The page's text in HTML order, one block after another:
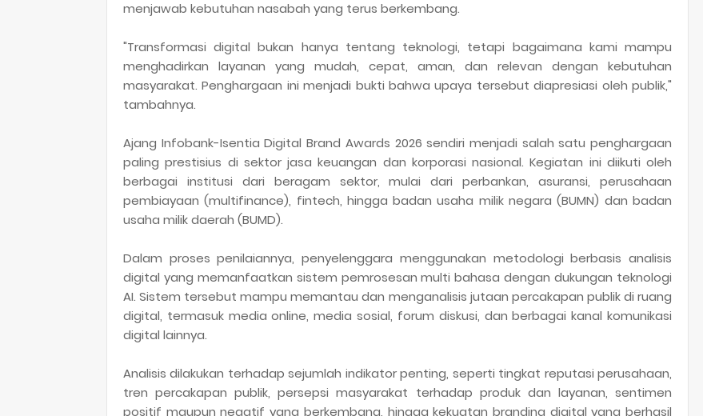
menjawab kebutuhan nasabah yang terus berkembang.
"Transformasi digital bukan hanya tentang teknologi, tetapi bagaimana kami mampu
menghadirkan layanan yang mudah, cepat, aman, dan relevan dengan kebutuhan
masyarakat. Penghargaan ini menjadi bukti bahwa upaya tersebut diapresiasi oleh publik,"
tambahnya.
Ajang Infobank-Isentia Digital Brand Awards 2026 sendiri menjadi salah satu penghargaan
paling prestisius di sektor jasa keuangan dan korporasi nasional. Kegiatan ini diikuti oleh
berbagai institusi dari beragam sektor, mulai dari perbankan, asuransi, perusahaan
pembiayaan (multifinance), fintech, hingga badan usaha milik negara (BUMN) dan badan
usaha milik daerah (BUMD).
Dalam proses penilaiannya, penyelenggara menggunakan metodologi berbasis analisis
digital yang memanfaatkan sistem pemrosesan multi bahasa dengan dukungan teknologi
AI. Sistem tersebut mampu memantau dan menganalisis jutaan percakapan publik di ruang
digital, termasuk media online, media sosial, forum diskusi, dan berbagai kanal komunikasi
digital lainnya.
Analisis dilakukan terhadap sejumlah indikator penting, seperti tingkat reputasi perusahaan,
tren percakapan publik, persepsi masyarakat terhadap produk dan layanan, sentimen
positif maupun negatif yang berkembang, hingga kekuatan branding digital yang berhasil